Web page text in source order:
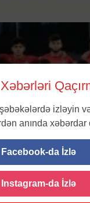
izləyin
anında xəbərdar
Facebook-da İzlə
Instagram-da İzlə